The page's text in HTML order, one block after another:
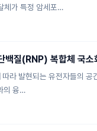
체가 특정 암세포…
백질(RNP) 복합체 국소
라 발현되는 유전자들의
의 융…